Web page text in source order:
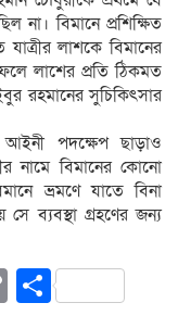
না। বিমানে প্রশিক্ষিত
লাশকে বিমানের
লাশের প্রতি ঠিকমত
রহমানের সুচিকিৎসার
পদক্ষেপ ছাড়াও
নামে বিমানের কোনো
ভ্রমণে যাতে বিনা
ব্যবস্থা গ্রহণের জন্য
CopyShare